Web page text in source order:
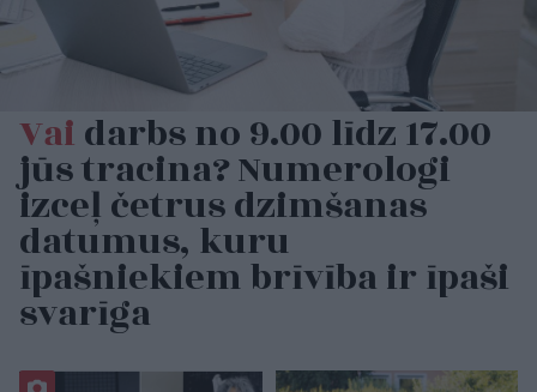
Vaidarbs no 9.00 līdz 17.00
jūs tracina? Numerologi
izceļ četrus dzimšanas
datumus, kuru
īpašniekiem brīvība ir īpaši
svarīga